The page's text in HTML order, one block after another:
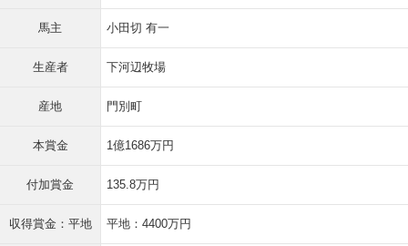
馬主 小田切 有一
生産者 下河辺牧場
産地 門別町
本賞金 1億1686万円
付加賞金 135.8万円
収得賞金：平地 平地：4400万円